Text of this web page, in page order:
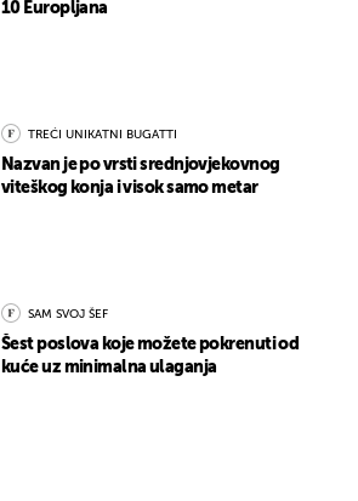
10 Europljana
TREĆI UNIKATNI BUGATTI
Nazvan je po vrsti srednjovjekovnog
viteškog konja i visok samo metar
SAM SVOJ ŠEF
Šest poslova koje možete pokrenuti od
kuće uz minimalna ulaganja